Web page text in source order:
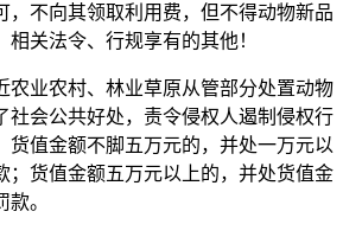
，不向其领取利用费，但不得动物新品
关法令、行规享有的其他！
业农村、林业草原从管部分处置动物
社会公共好处，责令侵权人遏制侵权行
货值金额不脚五万元的，并处一万元以
；货值金额五万元以上的，并处货值金
。